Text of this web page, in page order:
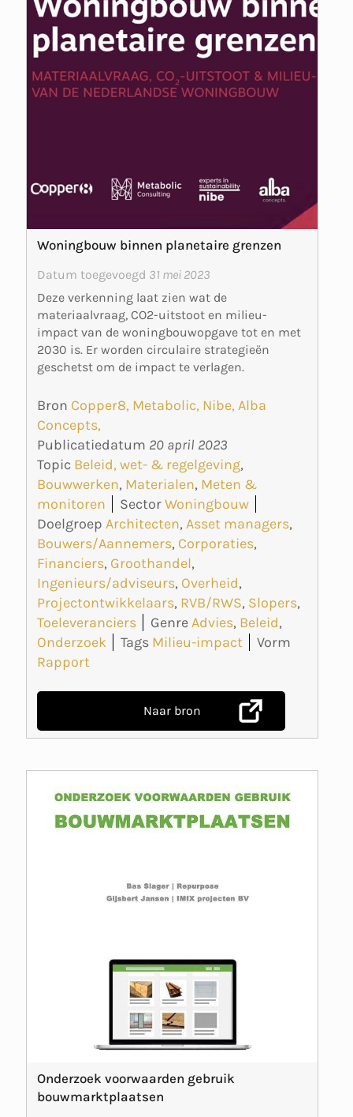
Woningbouw binnen planetaire grenzen
Datum toegevoegd 31 mei 2023
Deze verkenning laat zien wat de
materiaalvraag, CO2-uitstoot en milieu-
impact van de woningbouwopgave tot en met
2030 is. Er worden circulaire strategieën
geschetst om de impact te verlagen.
Bron Copper8, Metabolic, Nibe, Alba
Concepts,
Publicatiedatum 20 april 2023
Topic Beleid, wet- & regelgeving,
Bouwwerken, Materialen, Meten &
monitoren
SectorWoningbouw
Doelgroep Architecten, Asset managers,
Bouwers/Aannemers, Corporaties,
Financiers, Groothandel,
Ingenieurs/adviseurs, Overheid,
Projectontwikkelaars, RVB/RWS, Slopers,
Toeleveranciers
GenreAdvies, Beleid,
Onderzoek
Tags Milieu-impact
Vorm
Rapport
Naar bron
Onderzoek voorwaarden gebruik
bouwmarktplaatsen